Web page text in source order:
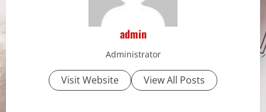
admin
Administrator
Visit Website View All Posts